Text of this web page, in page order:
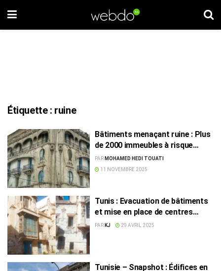
Étiquette : ruine
Bâtiments menaçant ruine : Plus
de 2000 immeubles à risque
recensés en Tunisie
PAR MOHAMED HEDI TOUATI
11 NOVEMBRE 2025
Tunis : Evacuation de bâtiments
et mise en place de centres
d’hébergement
PAR KJ 29 AVRIL 2025
Tunisie – Snapshot : Édifices en